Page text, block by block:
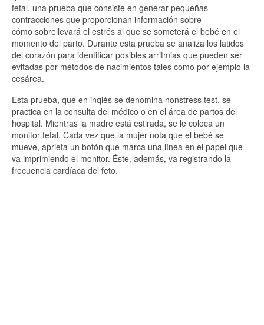
fetal, una prueba que consiste en generar pequeñas
contracciones que proporcionan información sobre
cómo sobrellevará el estrés al que se someterá el bebé en el
momento del parto. Durante esta prueba se analiza los latidos
del corazón para identificar posibles arritmias que pueden ser
evitadas por métodos de nacimientos tales como por ejemplo la
cesárea.
Esta prueba, que en inqlés se denomina nonstress test, se
practica en la consulta del médico o en el área de partos del
hospital. Mientras la madre está estirada, se le coloca un
monitor fetal. Cada vez que la mujer nota que el bebé se
mueve, aprieta un botón que marca una línea en el papel que
va imprimiendo el monitor. Éste, además, va registrando la
frecuencia cardíaca del feto.